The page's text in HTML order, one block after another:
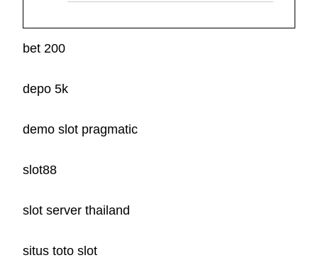
bet 200
depo 5k
demo slot pragmatic
slot88
slot server thailand
situs toto slot